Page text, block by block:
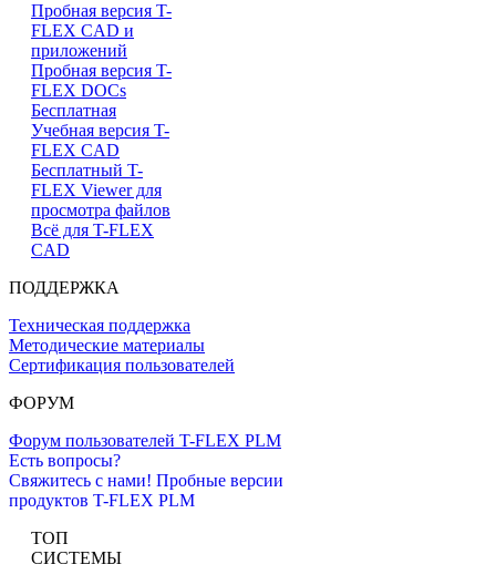
Пробная версия T-
FLEX CAD и
приложений
Пробная версия T-
FLEX DOCs
Бесплатная
Учебная версия T-
FLEX CAD
Бесплатный T-
FLEX Viewer для
просмотра файлов
Всё для T-FLEX
CAD
ПОДДЕРЖКА
Техническая поддержка
Методические материалы
Сертификация пользователей
ФОРУМ
Форум пользователей T-FLEX PLM
Есть вопросы?
Свяжитесь с нами! Пробные версии
продуктов T-FLEX PLM
ТОП
СИСТЕМЫ